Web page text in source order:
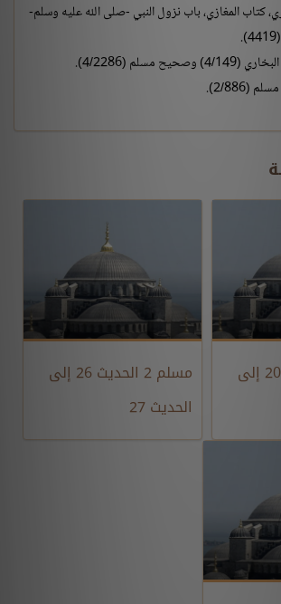
كتاب المغازي، باب نزول النبي -صلى الله عليه وسلم-
مسلم (4/2286).
(2/886).
مسلم 1 الحديث 20 إلى
مسلم 2 الحديث 26 إلى
الحديث 27